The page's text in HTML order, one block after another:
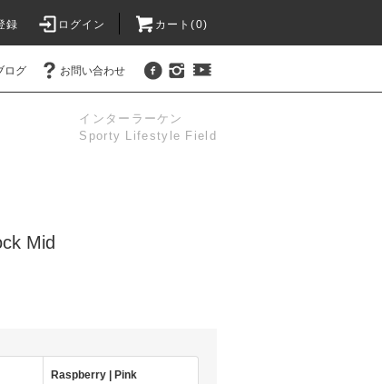
録 ログイン カート(0)
ログ お問い合わせ
インターラーケン
Sporty Lifestyle Field
Mid
Raspberry | Pink